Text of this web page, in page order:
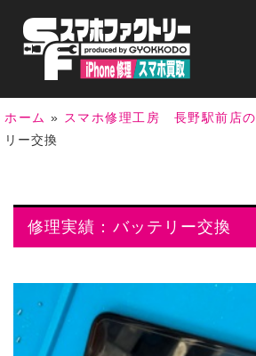
ホーム » スマホ修理工房 長野駅前店
リー交換
修理実績：バッテリー交換